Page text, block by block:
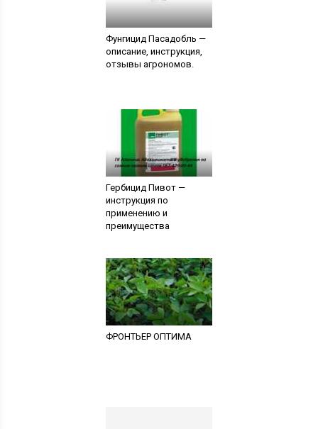
Фунгицид Пасадобль —
описание, инструкция,
отзывы агрономов.
Гербицид Пивот —
инструкция по
применению и
преимущества
ФРОНТЬЕР ОПТИМА